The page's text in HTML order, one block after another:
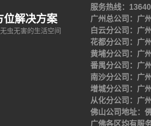
位解决方案
虫无害的生活空间
服务热线：
广州总公司：广
白云分公司：广
花都分公司：广
黄埔分公司：广
番禺分公司：广
南沙分公司：广
增城分公司：广
从化分公司：广
佛山公司地址：
广佛各区均有服